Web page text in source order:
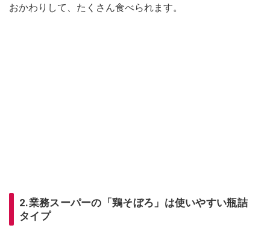
おかわりして、たくさん食べられます。
2.業務スーパーの「鶏そぼろ」は使いやすい瓶詰
タイプ